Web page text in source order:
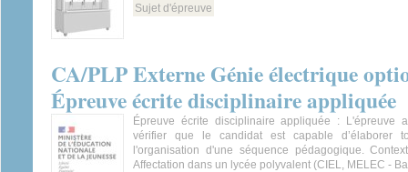
Sujet d'épreuve
CA/PLP Externe Génie électrique
Épreuve écrite disciplinaire appliquée
Épreuve écrite disciplinaire appliquée : L'épreuve
vérifier que le candidat est capable d’élaborer
l'organisation d'une séquence pédagogique.
Affectation dans un lycée polyvalent (CIEL, MELEC -